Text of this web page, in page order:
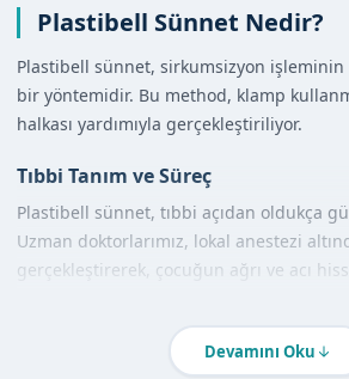
Plastibell Sünnet Nedir?
Plastibell sünnet, sirkumsizyon işleminin
bir yöntemidir. Bu method, klamp
halkası yardımıyla gerçekleştiriliyor.
Tıbbi Tanım ve Süreç
Plastibell sünnet, tıbbi açıdan oldukça
Uzman doktorlarımız, lokal anestezi
gerçekleştirerek, çocuğun ağrı ve acı
Diğer Yöntemlerle Karşılaştırma
Plastibell sünnet, diğer sünnetDevamını Oku